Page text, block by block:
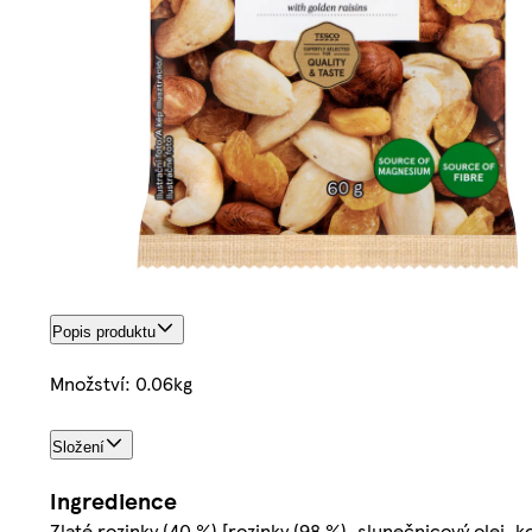
Popis produktu
Množství: 0.06kg
Složení
Ingredience